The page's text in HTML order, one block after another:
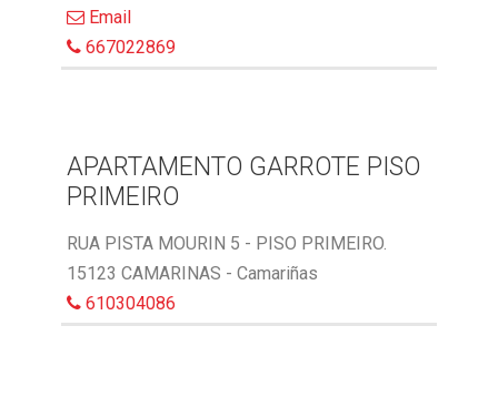
Email
667022869
APARTAMENTO GARROTE PISO
PRIMEIRO
RUA PISTA MOURIN 5 - PISO PRIMEIRO.
15123 CAMARINAS - Camariñas
610304086